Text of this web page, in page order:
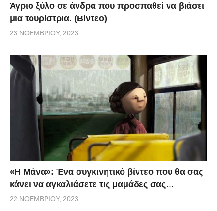
Άγριο ξύλο σε άνδρα που προσπαθεί να βιάσει
μια τουρίστρια. (Βίντεο)
23 ΝΟΕΜΒΡΊΟΥ, 2023
«H Μάνα»: Ένα συγκινητικό βίντεο που θα σας
κάνει να αγκαλιάσετε τις μαμάδες σας…
22 ΝΟΕΜΒΡΊΟΥ, 2023